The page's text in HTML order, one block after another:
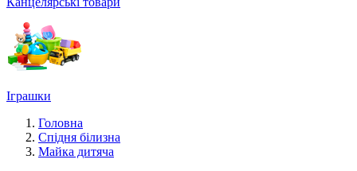
Іграшки
Головна
Спідня білизна
Майка дитяча